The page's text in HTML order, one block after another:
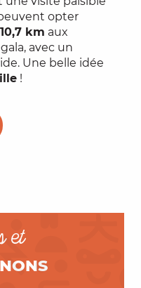
opter
km aux
avec un
Une belle idée
!
et